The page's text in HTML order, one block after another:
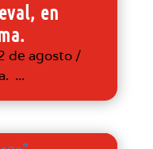
en
de agosto /
...